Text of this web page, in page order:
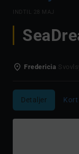
INDTIL 28 MAJ
Fredericia
Detaljer Kort